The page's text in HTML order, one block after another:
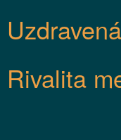
Rivalita